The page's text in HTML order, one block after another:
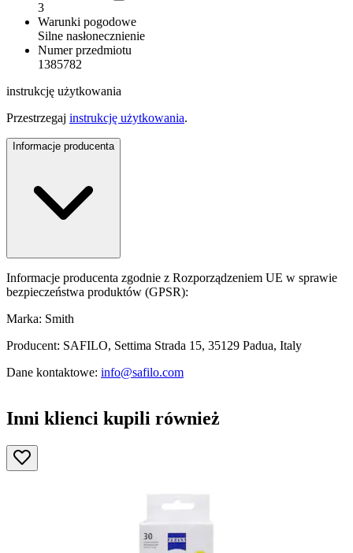
3
Warunki pogodowe
Silne nasłonecznienie
Numer przedmiotu
1385782
instrukcję użytkowania
Przestrzegaj instrukcję użytkowania.
Informacje producenta
Informacje producenta zgodnie z Rozporządzeniem UE w sprawie
bezpieczeństwa produktów (GPSR):
Marka: Smith
Producent: SAFILO, Settima Strada 15, 35129 Padua, Italy
Dane kontaktowe: info@safilo.com
Inni klienci kupili również